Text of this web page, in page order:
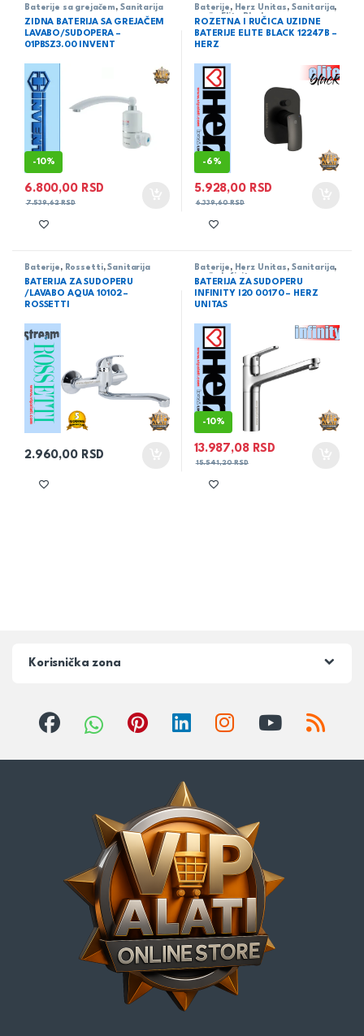
Baterije sa grejačem , Sanitarija
ZIDNA BATERIJA SA GREJAČEM
LAVABO/SUDOPERA –
01PBSZ3.00 INVENT
-10%
6.800,00 RSD
7.539,62RSD
Baterije , Herz Unitas , Sanitarija,
serija Elite Black
ROZETNA I RUČICA UZIDNE
BATERIJE ELITE BLACK 12247B –
HERZ
-6%
5.928,00 RSD
6.339,60RSD
Baterije , Rossetti,Sanitarija
BATERIJA ZA SUDOPERU
/LAVABO AQUA 10102 –
ROSSETTI
2.960,00 RSD
Baterije , Herz Unitas , Sanitarija,
serija Infinity
BATERIJA ZA SUDOPERU
INFINITY I20 00170 – HERZ
UNITAS
-10%
13.987,08 RSD
15.541,20RSD
Korisnička zona